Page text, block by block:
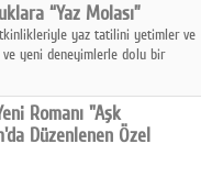
“Yaz Molası”
yaz tatilini yetimler ve
yeni deneyimlerle dolu bir
Romanı "Aşk
Düzenlenen Özel